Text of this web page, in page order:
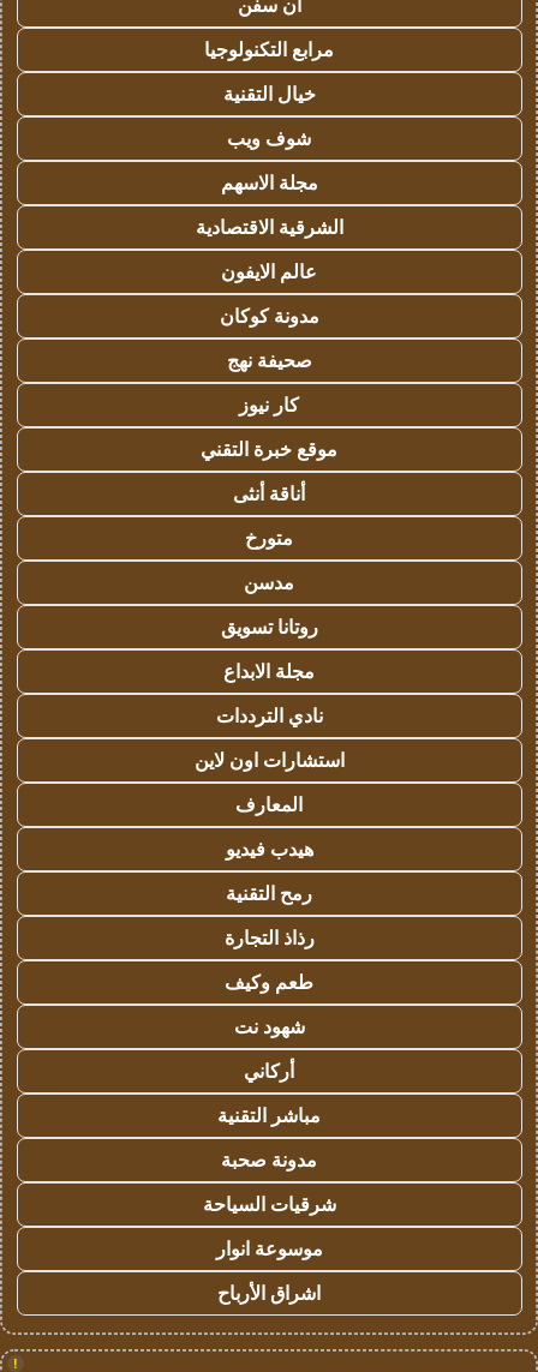
ان سفن
مرابع التكنولوجيا
خيال التقنية
شوف ويب
مجلة الاسهم
الشرقية الاقتصادية
عالم الايفون
مدونة كوكان
صحيفة نهج
كار نيوز
موقع خبرة التقني
أناقة أنثى
متورخ
مدسن
روتانا تسويق
مجلة الابداع
نادي الترددات
استشارات اون لاين
المعارف
هيدب فيديو
رمح التقنية
رذاذ التجارة
طعم وكيف
شهود نت
أركاني
مباشر التقنية
مدونة صحبة
شرقيات السياحة
موسوعة انوار
اشراق الأرباح
!